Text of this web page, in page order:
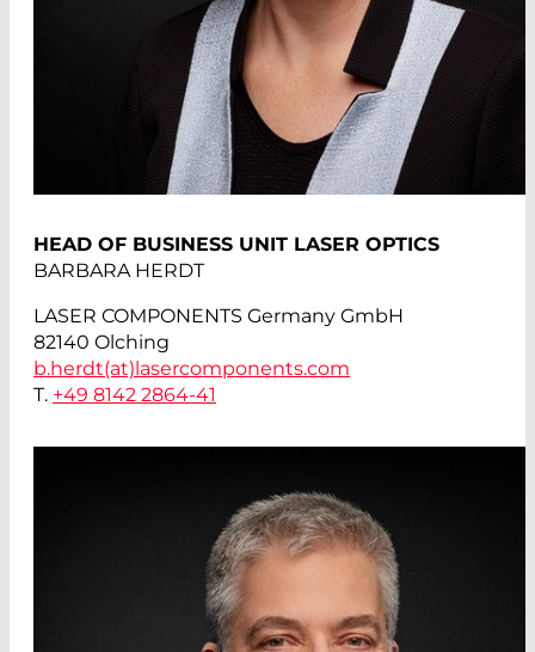
HEAD OF BUSINESS UNIT LASER OPTICS
BARBARA HERDT
LASER COMPONENTS Germany GmbH
82140 Olching
b.herdt(at) lasercomponents.com
T. +49 8142 2864-41